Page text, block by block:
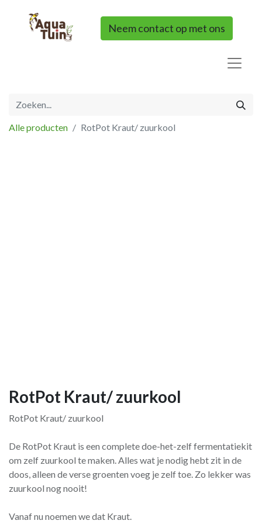
Neem contact op met ons
Alle producten RotPot Kraut/ zuurkool
RotPot Kraut/ zuurkool
RotPot Kraut/ zuurkool
De RotPot Kraut is een complete doe-het-zelf fermentatiekit
om zelf zuurkool te maken. Alles wat je nodig hebt zit in de
doos, alleen de verse groenten voeg je zelf toe. Zo lekker was
zuurkool nog nooit!
Vanaf nu noemen we dat Kraut.